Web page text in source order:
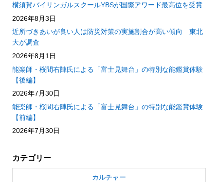
横須賀バイリンガルスクールYBSが国際アワード最高位を受賞
2026年8月3日
近所づきあいが良い人は防災対策の実施割合が高い傾向 東北
大が調査
2026年8月1日
能楽師・桜間右陣氏による「富士見舞台」の特別な能鑑賞体験
【後編】
2026年7月30日
能楽師・桜間右陣氏による「富士見舞台」の特別な能鑑賞体験
【前編】
2026年7月30日
カテゴリー
カルチャー